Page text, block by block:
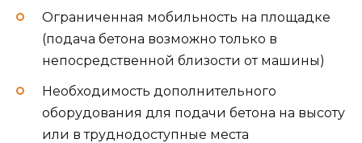
Ограниченная мобильность на площадке
(подача бетона возможно только в
непосредственной близости от машины)
Необходимость дополнительного
оборудования для подачи бетона на высоту
или в труднодоступные места